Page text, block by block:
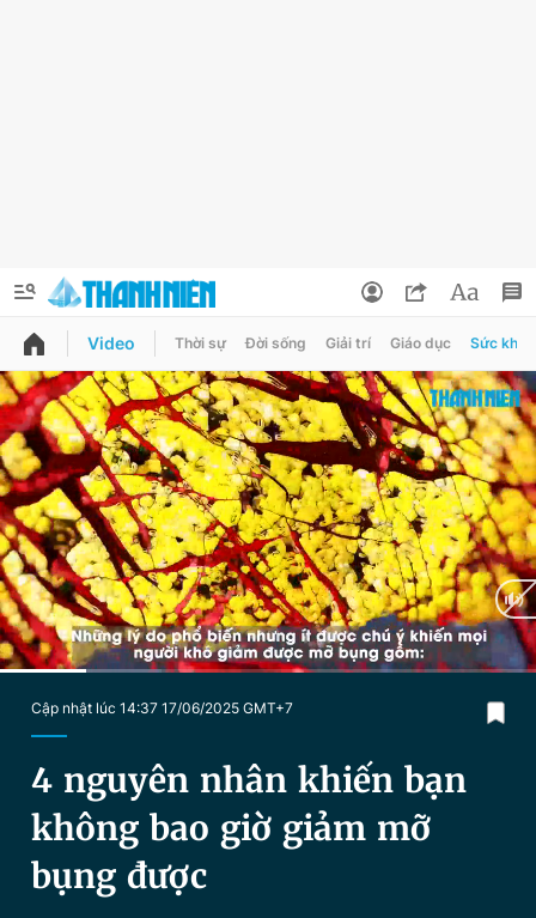
QUẢNG CÁO
Chuyên mục
Chuyên mục khác
Chào ngày mới Tin 24h
Video Magazine
Sản phẩm khác
Tiện ích
Thông tin tài khoản
Đổi mật khẩu
Tin đã lưu
Tin đã xem
Đăng xuất
Video Thời sự Đời sống Giải trí Giáo dục Sức khỏe
Cập nhật lúc 14:37 17/06/2025 GMT+7
4 nguyên nhân khiến bạn
không bao giờ giảm mỡ
bụng được